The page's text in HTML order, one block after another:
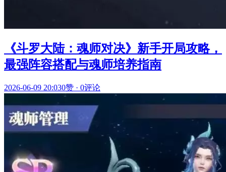
《斗罗大陆：魂师对决》新手开局攻略，
最强阵容搭配与魂师培养指南
2026-06-09 20:030赞 · 0评论